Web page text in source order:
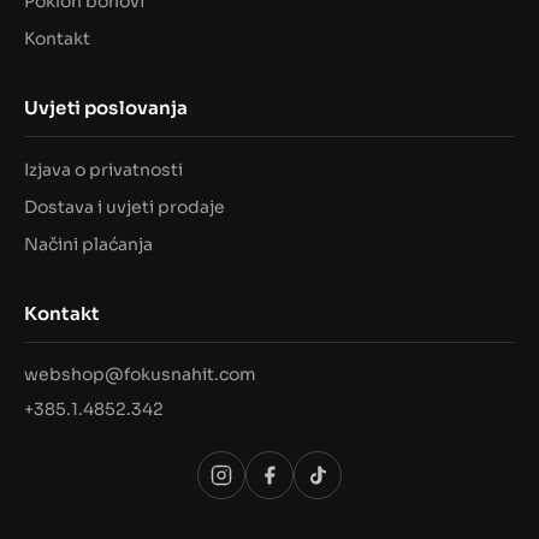
Kontakt
Uvjeti poslovanja
Izjava o privatnosti
Dostava i uvjeti prodaje
Načini plaćanja
Kontakt
webshop@fokusnahit.com
+385.1.4852.342